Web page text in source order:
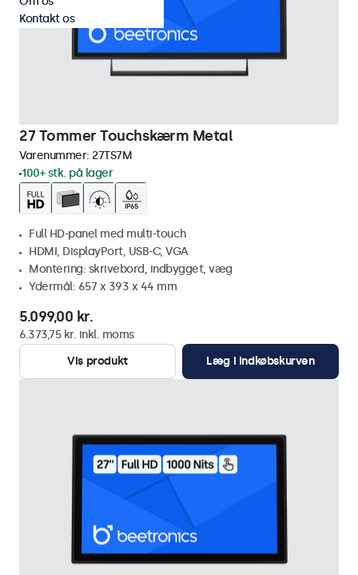
27 Tommer Touchskærm Metal
Varenummer: 27TS7M
100+ stk. på lager
Full HD-panel med multi-touch
HDMI, DisplayPort, USB-C, VGA
Montering: skrivebord, indbygget, væg
Ydermål: 657 x 393 x 44 mm
5.099,00 kr.
6.373,75 kr. inkl. moms
Vis produkt
Læg i indkøbskurven
Kontakt os